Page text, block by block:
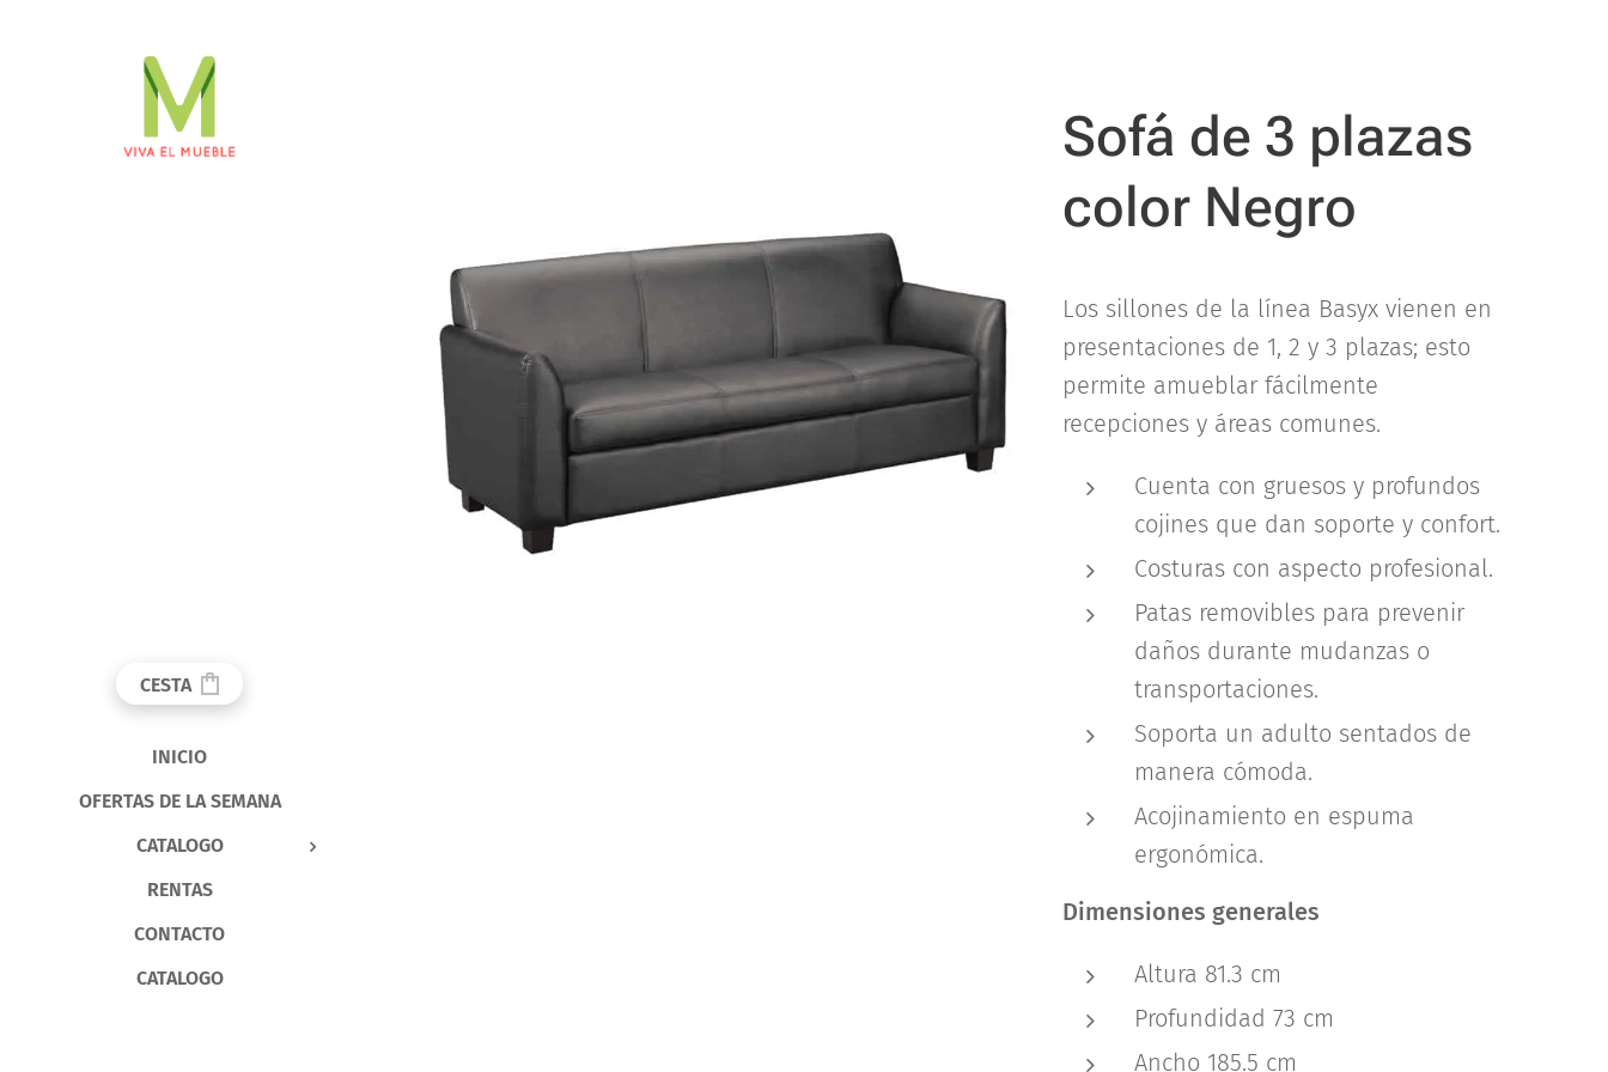
CESTA
INICIO
OFERTAS DE LA SEMANA
CATALOGO
RENTAS
CONTACTO
CATALOGO
Sofá de 3 plazas
color Negro
Los sillones de la línea Basyx vienen en
presentaciones de 1, 2 y 3 plazas; esto
permite amueblar fácilmente
recepciones y áreas comunes.
Cuenta con gruesos y profundos
cojines que dan soporte y confort.
Costuras con aspecto profesional.
Patas removibles para prevenir
daños durante mudanzas o
transportaciones.
Soporta un adulto sentados de
manera cómoda.
Acojinamiento en espuma
ergonómica.
Dimensiones generales
Altura 81.3 cm
Profundidad 73 cm
Ancho 185.5 cm